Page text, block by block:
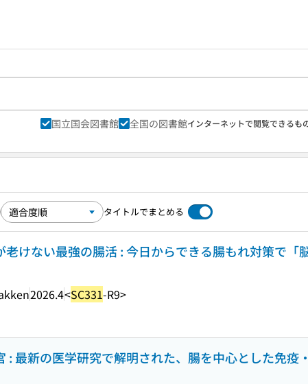
国立国会図書館 全国の図書館インターネットで閲覧できるも
タイトルでまとめる
けない最強の腸活 : 今日からできる腸もれ対策で「
2026.4<SC331-R9>
: 最新の医学研究で解明された、腸を中心とした免疫